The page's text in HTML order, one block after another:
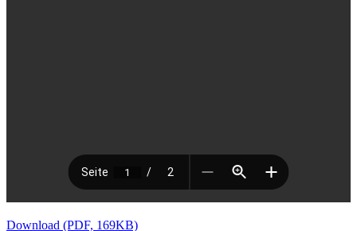
Download (PDF, 169KB)